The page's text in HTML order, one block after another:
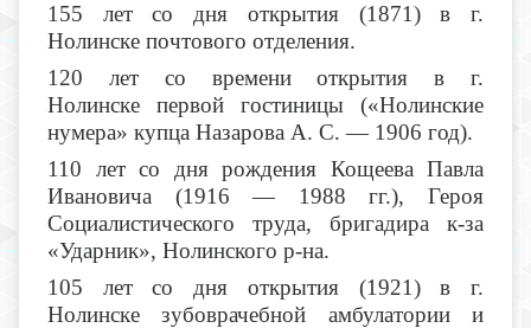
155 лет со дня открытия (1871) в г.
Нолинске почтового отделения.
120 лет со времени открытия в г.
Нолинске первой гостиницы («Нолинские
нумера» купца Назарова А. С. — 1906 год).
110 лет со дня рождения Кощеева Павла
Ивановича (1916 — 1988 гг.), Героя
Социалистического труда, бригадира к-за
«Ударник», Нолинского р-на.
105 лет со дня открытия (1921) в г.
Нолинске зубоврачебной амбулатории и